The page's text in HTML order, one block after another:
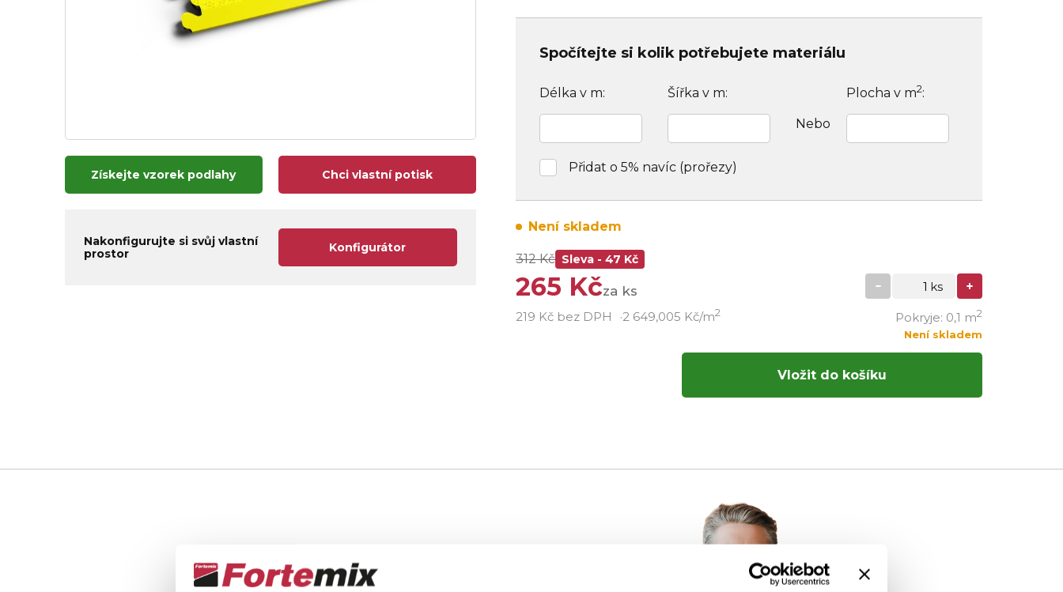
Získejte vzorek podlahy Chci vlastní potisk
Nakonfigurujte si svůj vlastní
prostor
Konfigurátor
Spočítejte si kolik potřebujete materiálu
Délka v m: Šířka v m:
Nebo
Plocha v m2:
Přidat o 5% navíc (prořezy)
Není skladem
312 Kč Sleva - 47 Kč
265 Kčza ks
219 Kč bez DPH 2 649,005 Kč/m2 Pokryje: 0,1 m2
Není skladem
Vložit do košíku